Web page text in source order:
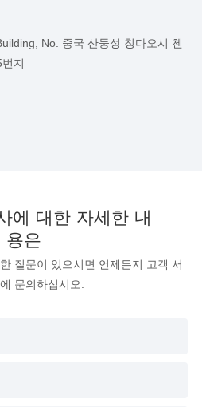
No. 중국 산둥성 칭다오시 첸
지
에 대한 자세한 내
용은
질문이 있으시면 언제든지 고객 서
문의하십시오.